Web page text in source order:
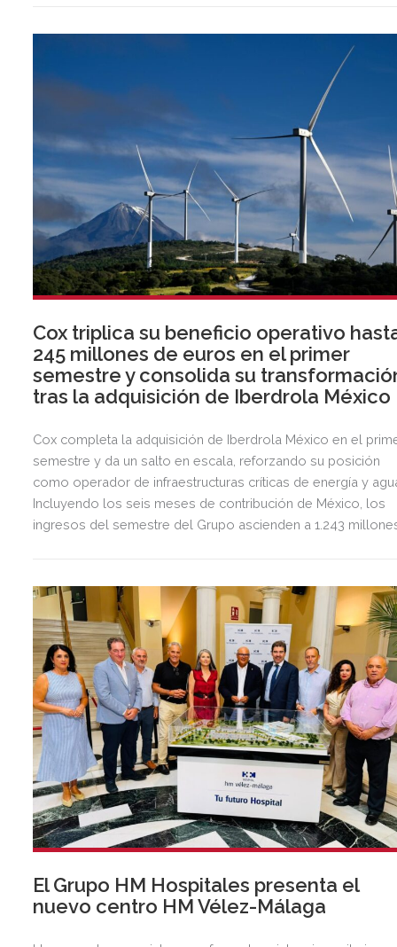
Cox triplica su beneficio operativo
245 millones de euros en el primer
semestre y consolida su
tras la adquisición de Iberdrola México
Cox completa la adquisición de Iberdrola México en el
semestre y da un salto en escala, reforzando su posición
como operador de infraestructuras críticas de energía y
Incluyendo los seis meses de contribución de México, los
ingresos del semestre del Grupo ascienden a 1.243
El Grupo HM Hospitales presenta el
nuevo centro HM Vélez-Málaga